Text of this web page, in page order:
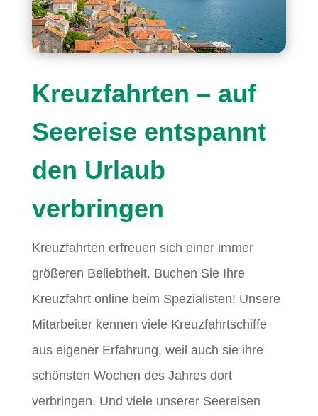
Kreuzfahrten – auf
Seereise entspannt
den Urlaub
verbringen
Kreuzfahrten erfreuen sich einer immer
größeren Beliebtheit. Buchen Sie Ihre
Kreuzfahrt online beim Spezialisten! Unsere
Mitarbeiter kennen viele Kreuzfahrtschiffe
aus eigener Erfahrung, weil auch sie ihre
schönsten Wochen des Jahres dort
verbringen. Und viele unserer Seereisen